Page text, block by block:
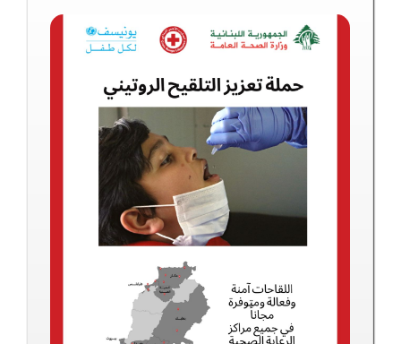
#دورات #هندسية #مجانية
ASEICO وبدعم وتشجيع من إتحاد بلديات الضنية. يقدم